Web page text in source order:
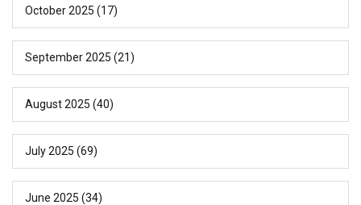
October 2025 (17)
September 2025 (21)
August 2025 (40)
July 2025 (69)
June 2025 (34)